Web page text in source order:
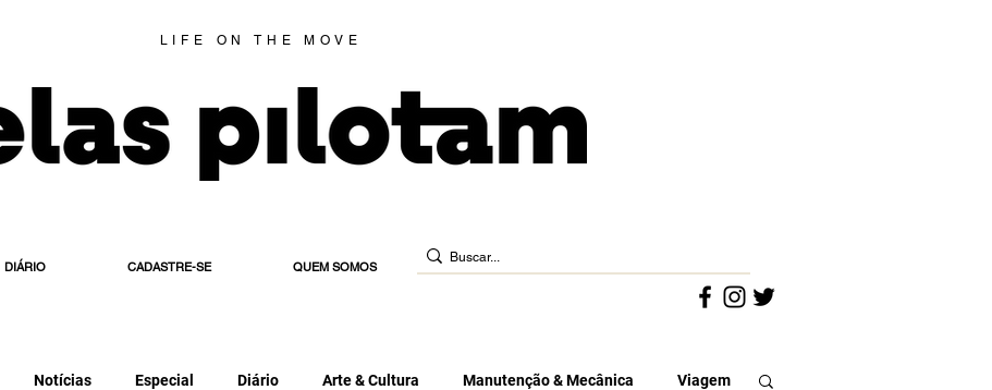
LIFE ON THE MOVE
DIÁRIO CADASTRE-SE QUEM SOMOS
Notícias Especial Diário Arte & Cultura Manutenção & Mecânica Viagem